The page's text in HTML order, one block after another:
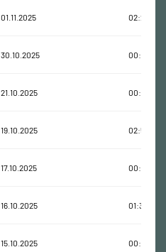
01.11.2025 02:20:38
30.10.2025 00:46:07
21.10.2025 00:54:04
19.10.2025 02:59:22
17.10.2025 00:17:54
16.10.2025 01:39:50
15.10.2025 00:34:21